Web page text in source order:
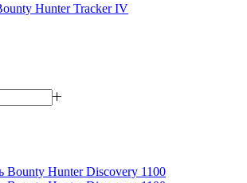
Hunter Tracker IV